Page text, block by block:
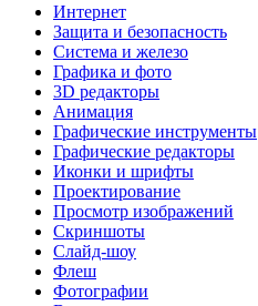
Интернет
Защита и безопасность
Система и железо
Графика и фото
3D редакторы
Анимация
Графические инструменты
Графические редакторы
Иконки и шрифты
Проектирование
Просмотр изображений
Скриншоты
Слайд-шоу
Флеш
Фотографии